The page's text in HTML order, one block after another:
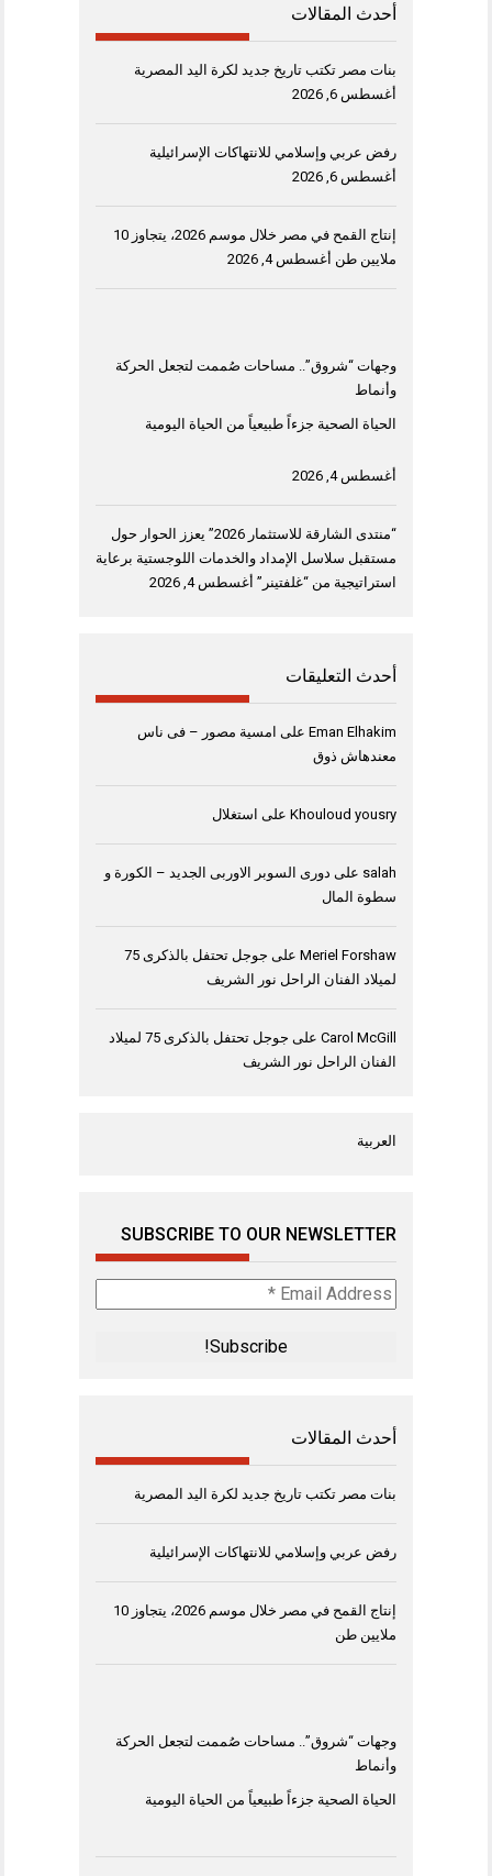
أحدث المقالات
بنات مصر تكتب تاريخ جديد لكرة اليد المصرية
أغسطس 6, 2026
رفض عربي وإسلامي للانتهاكات الإسرائيلية
أغسطس 6, 2026
إنتاج القمح في مصر خلال موسم 2026، يتجاوز 10
ملايين طن أغسطس 4, 2026
وجهات “شروق”.. مساحات صُممت لتجعل الحركة
وأنماط
الحياة الصحية جزءاً طبيعياً من الحياة اليومية
أغسطس 4, 2026
“منتدى الشارقة للاستثمار 2026” يعزز الحوار حول
مستقبل سلاسل الإمداد والخدمات اللوجستية برعاية
استراتيجية من “غلفتينر” أغسطس 4, 2026
أحدث التعليقات
Eman Elhakim على امسية مصور – فى ناس
معندهاش ذوق
Khouloud yousry على استغلال
salah على دورى السوبر الاوربى الجديد – الكورة و
سطوة المال
Meriel Forshaw على
جوجل تحتفل بالذكرى 75
لميلاد الفنان الراحل نور الشريف
Carol McGill على
جوجل تحتفل بالذكرى 75 لميلاد
الفنان الراحل نور الشريف
العربية
SUBSCRIBE TO OUR NEWSLETTER
Email
Address
أحدث المقالات
بنات مصر تكتب تاريخ جديد لكرة اليد المصرية
رفض عربي وإسلامي للانتهاكات الإسرائيلية
إنتاج القمح في مصر خلال موسم 2026، يتجاوز 10
ملايين طن
وجهات “شروق”.. مساحات صُممت لتجعل الحركة
وأنماط
الحياة الصحية جزءاً طبيعياً من الحياة اليومية